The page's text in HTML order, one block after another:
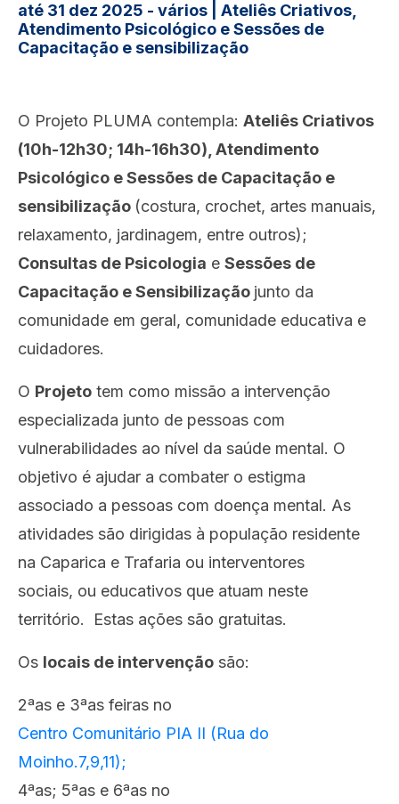
até 31 dez 2025 - vários | Ateliês Criativos,
Atendimento Psicológico e Sessões de
Capacitação e sensibilização
O Projeto PLUMA contempla: Ateliês Criativos
(10h-12h30; 14h-16h30), Atendimento
Psicológico e Sessões de Capacitação e
sensibilização (costura, crochet, artes manuais,
relaxamento, jardinagem, entre outros);
Consultas de Psicologia e Sessões de
Capacitação e Sensibilização junto da
comunidade em geral, comunidade educativa e
cuidadores.
O Projeto tem como missão a intervenção
especializada junto de pessoas com
vulnerabilidades ao nível da saúde mental. O
objetivo é ajudar a combater o estigma
associado a pessoas com doença mental. As
atividades são dirigidas à população residente
na Caparica e Trafaria ou interventores
sociais, ou educativos que atuam neste
território. Estas ações são gratuitas.
Os locais de intervenção são:
2ªas e 3ªas feiras no
Centro Comunitário PIA II (Rua do
Moinho.7,9,11);
4ªas; 5ªas e 6ªas no